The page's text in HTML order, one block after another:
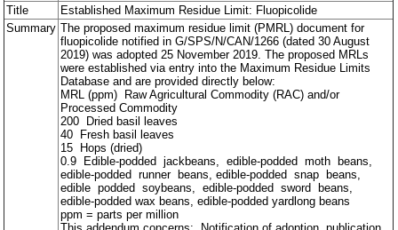
Title
Established Maximum Residue Limit: Fluopicolide
Summary The proposed maximum residue limit (PMRL) document for
fluopicolide notified in G/SPS/N/CAN/1266 (dated 30 August
2019) was adopted 25 November 2019. The proposed MRLs
were established via entry into the Maximum Residue Limits
Database and are provided directly below:
MRL (ppm) Raw Agricultural Commodity (RAC) and/or
Processed Commodity
200 Dried basil leaves
40 Fresh basil leaves
15 Hops (dried)
0.9 Edible-podded jackbeans, edible-podded moth beans,
edible-podded runner beans, edible-podded snap beans,
edible podded soybeans, edible-podded sword beans,
edible-podded wax beans, edible-podded yardlong beans
ppm = parts per million